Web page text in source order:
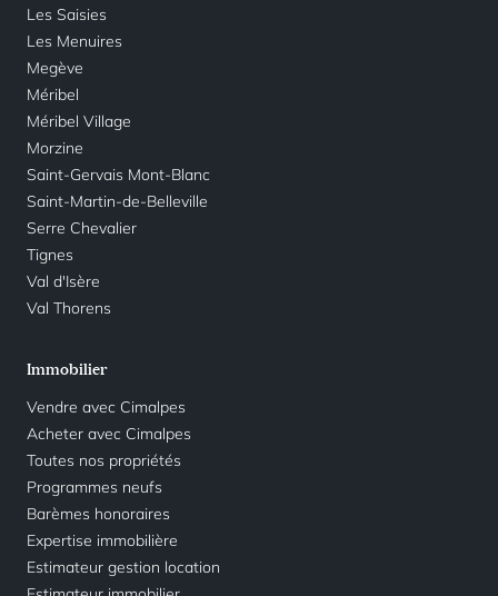
Les Saisies
Les Menuires
Megève
Méribel
Méribel Village
Morzine
Saint-Gervais Mont-Blanc
Saint-Martin-de-Belleville
Serre Chevalier
Tignes
Val d'Isère
Val Thorens
Immobilier
Vendre avec Cimalpes
Acheter avec Cimalpes
Toutes nos propriétés
Programmes neufs
Barèmes honoraires
Expertise immobilière
Estimateur gestion location